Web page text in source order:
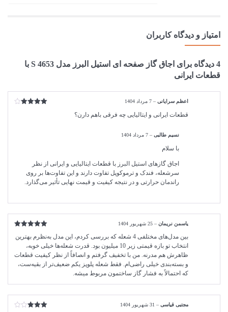
امتیاز و دیدگاه کاربران
4 دیدگاه برای
اجاق گاز صفحه ای استیل البرز مدل S 4653 با
قطعات ایرانی
اعظم سرایانی – 7 مرداد 1404
قطعات ایرانی و ایتالیایی چه فرقی باهم دارن؟
نسیم طالبی – 7 مرداد 1404
با سلام
اجاق گازهای استیل البرز با قطعات ایتالیایی و ایرانی از نظر
سرشعله، فندک و ترموکوپل تفاوت دارند و این تفاوت‌ها بر روی
راندمان حرارتی و در نتیجه کیفیت و قیمت نهایی تأثیر می‌گذارد.
5
یاسمن نریمان – 25 شهریور 1404
بین مدل‌های مختلفی 4 شعله که بررسی کردم، این مدل به‌نظرم بهترین
انتخاب تو بازه قیمتی زیر 10 میلیون بود. قدرت شعله‌ها خیلی خوبه،
ظاهرش هم مدرنه. من با تخفیف گرفتم و انصافاً از نظر کیفیت قطعات
و بسته‌بندی خیلی راضی‌ام. فقط شعله پلوپز یکم ضعیف‌تر از بقیه‌ست،
که احتمالاً به فشار گاز ساختمون مربوط میشه.
مجتبی قیاسی – 31 شهریور 1404